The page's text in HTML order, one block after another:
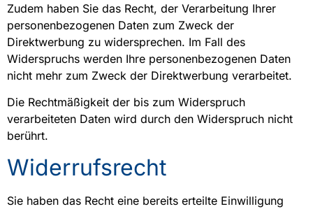
Zudem haben Sie das Recht, der Verarbeitung Ihrer
personenbezogenen Daten zum Zweck der
Direktwerbung zu widersprechen. Im Fall des
Widerspruchs werden Ihre personenbezogenen Daten
nicht mehr zum Zweck der Direktwerbung verarbeitet.
Die Rechtmäßigkeit der bis zum Widerspruch
verarbeiteten Daten wird durch den Widerspruch nicht
berührt.
Widerrufsrecht
Sie haben das Recht eine bereits erteilte Einwilligung